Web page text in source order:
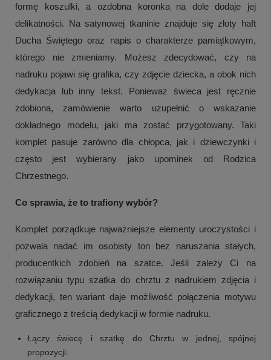
formę koszulki, a ozdobna koronka na dole dodaje jej
delikatności. Na satynowej tkaninie znajduje się złoty haft
Ducha Świętego oraz napis o charakterze pamiątkowym,
którego nie zmieniamy. Możesz zdecydować, czy na
nadruku pojawi się grafika, czy zdjęcie dziecka, a obok nich
dedykacja lub inny tekst. Ponieważ świeca jest ręcznie
zdobiona, zamówienie warto uzupełnić o wskazanie
dokładnego modelu, jaki ma zostać przygotowany. Taki
komplet pasuje zarówno dla chłopca, jak i dziewczynki i
często jest wybierany jako upominek od Rodzica
Chrzestnego.
Co sprawia, że to trafiony wybór?
Komplet porządkuje najważniejsze elementy uroczystości i
pozwala nadać im osobisty ton bez naruszania stałych,
producentkich zdobień na szatce. Jeśli zależy Ci na
rozwiązaniu typu szatka do chrztu z nadrukiem zdjęcia i
dedykacji, ten wariant daje możliwość połączenia motywu
graficznego z treścią dedykacji w formie nadruku.
Łączy świecę i szatkę do Chrztu w jednej, spójnej
propozycji.